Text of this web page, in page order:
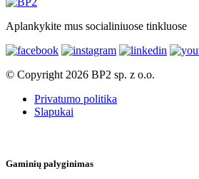
Aplankykite mus socialiniuose tinkluose
© Copyright 2026 BP2 sp. z o.o.
Privatumo politika
Slapukai
Gaminių palyginimas